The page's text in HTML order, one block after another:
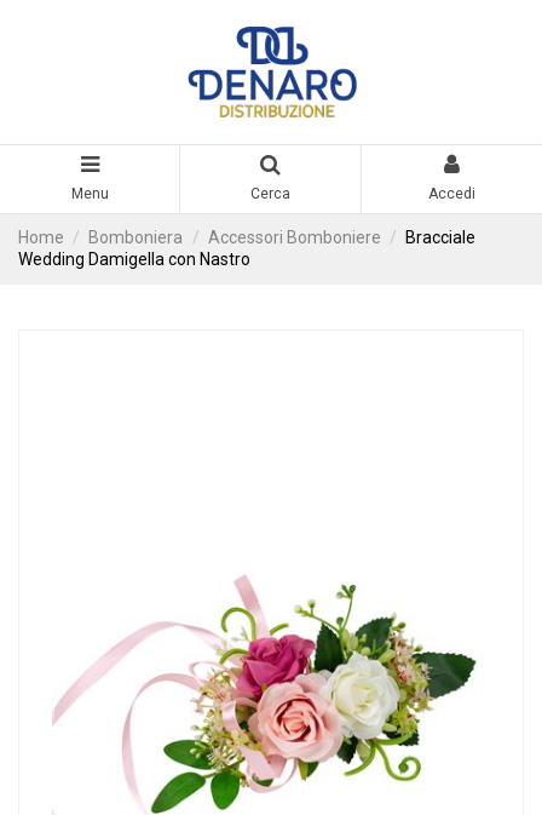
Menu Cerca Accedi
Home Bomboniera Accessori Bomboniere
Bracciale
Wedding Damigella con Nastro